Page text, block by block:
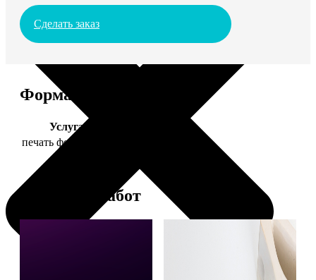
Сделать заказ
Форматы и цены
Услуга
печать фото 15х15
Примеры работ